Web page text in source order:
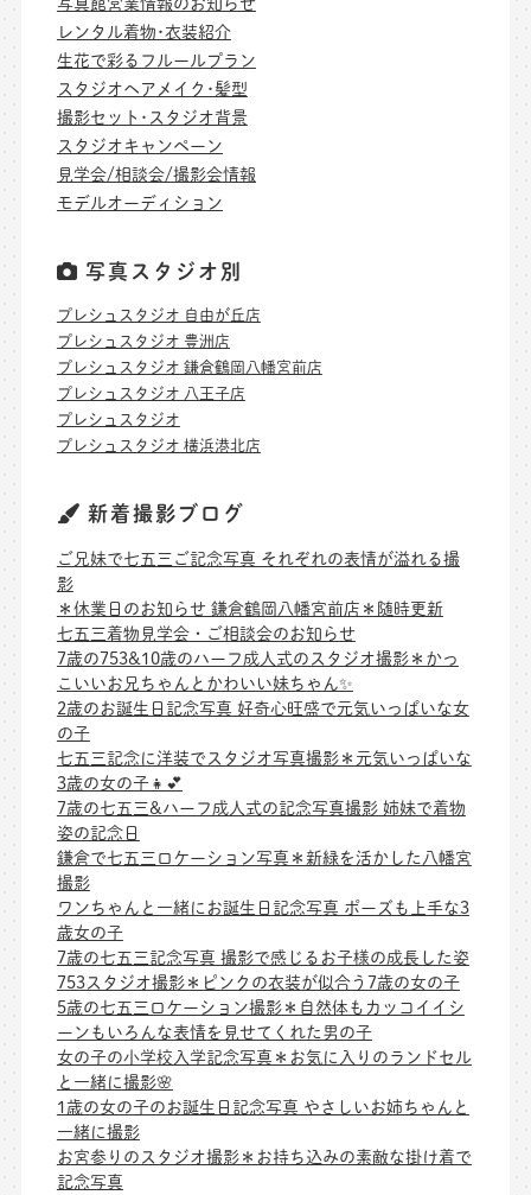
レンタル着物･衣装紹介
生花で彩るフルールプラン
スタジオヘアメイク･髪型
撮影セット･スタジオ背景
スタジオキャンペーン
見学会/相談会/撮影会情報
モデルオーディション
写真スタジオ別
プレシュスタジオ 自由が丘店
プレシュスタジオ 豊洲店
プレシュスタジオ 鎌倉鶴岡八幡宮前店
プレシュスタジオ 八王子店
プレシュスタジオ
プレシュスタジオ 横浜港北店
新着撮影ブログ
ご兄妹で七五三ご記念写真 それぞれの表情が溢れる撮
影
＊休業日のお知らせ 鎌倉鶴岡八幡宮前店＊随時更新
七五三着物見学会・ご相談会のお知らせ
7歳の753&10歳のハーフ成人式のスタジオ撮影＊かっ
こいいお兄ちゃんとかわいい妹ちゃん✨
2歳のお誕生日記念写真 好奇心旺盛で元気いっぱいな女
の子
七五三記念に洋装でスタジオ写真撮影＊元気いっぱいな
3歳の女の子👧💕
7歳の七五三&ハーフ成人式の記念写真撮影 姉妹で着物
姿の記念日
鎌倉で七五三ロケーション写真＊新緑を活かした八幡宮
撮影
ワンちゃんと一緒にお誕生日記念写真 ポーズも上手な3
歳女の子
7歳の七五三記念写真 撮影で感じるお子様の成長した姿
753スタジオ撮影＊ピンクの衣装が似合う7歳の女の子
5歳の七五三ロケーション撮影＊自然体もカッコイイシ
ーンもいろんな表情を見せてくれた男の子
女の子の小学校入学記念写真＊お気に入りのランドセル
と一緒に撮影🌸
1歳の女の子のお誕生日記念写真 やさしいお姉ちゃんと
一緒に撮影
お宮参りのスタジオ撮影＊お持ち込みの素敵な掛け着で
記念写真